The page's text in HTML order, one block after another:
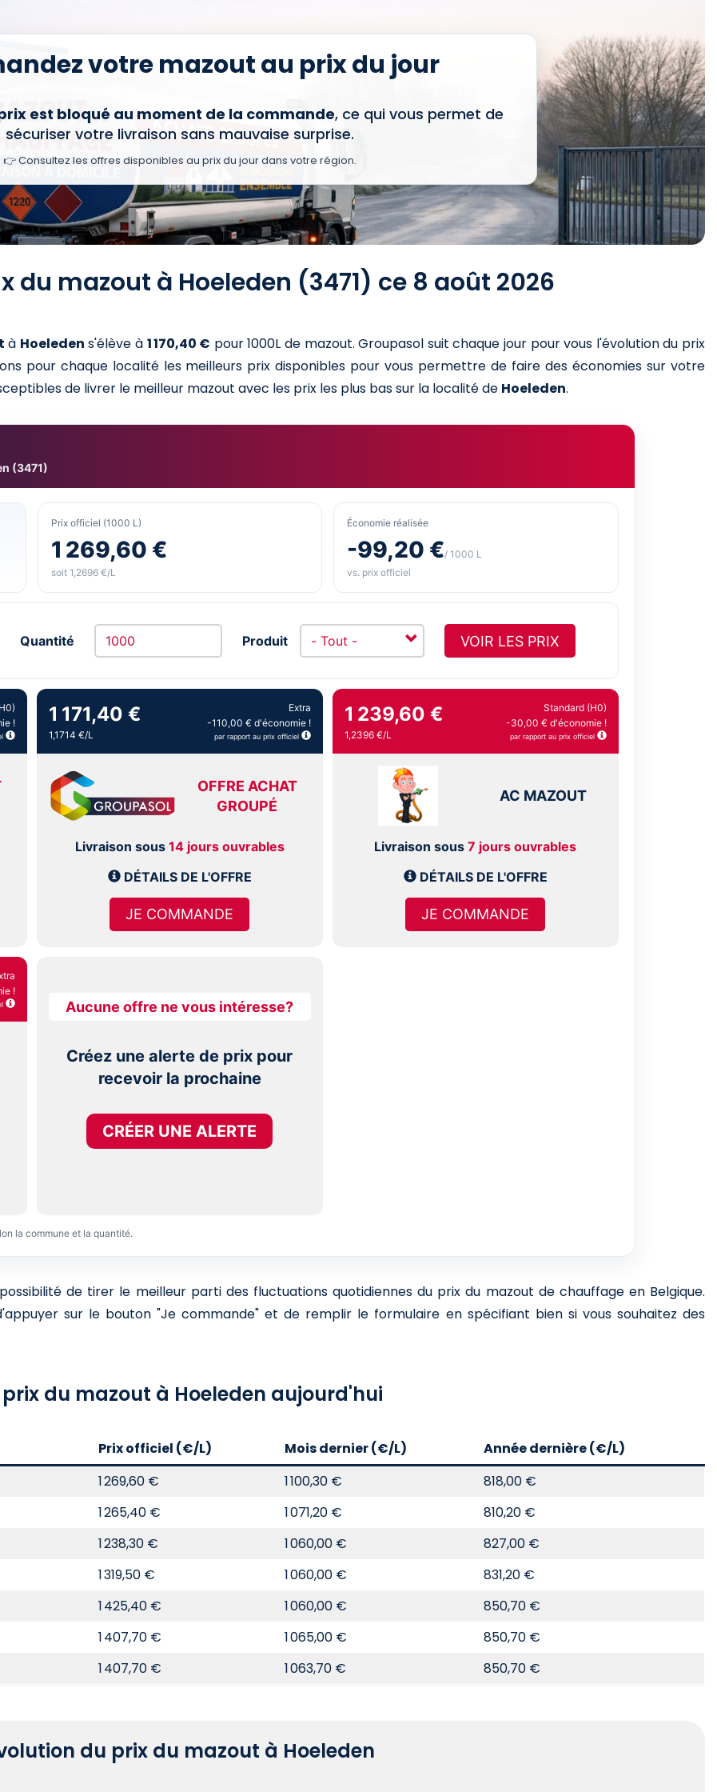
votre mazout au prix du jour
est bloqué au moment de la commande, ce qui vous permet de
sécuriser votre livraison sans mauvaise surprise.
👉 Consultez les offres disponibles au prix du jour dans votre région.
du mazout à Hoeleden (3471) ce 8 août 2026
à Hoeleden s'élève à 1 170,40 € pour 1000L de mazout. Groupasol suit chaque jour pour vous l'évolution du prix
pour chaque localité les meilleurs prix disponibles pour vous permettre de faire des économies sur votre
de livrer le meilleur mazout avec les prix les plus bas sur la localité de Hoeleden.
(3471)
Prix officiel (1000 L)
1 269,60 €
soit 1,2696 €/L
Économie réalisée
-99,20 €/ 1000 L
vs. prix officiel
Quantité Produit VOIR LES PRIX
!
1 171,40 €
1,1714 €/L
Extra
-110,00 € d'économie !
par rapport au prix officiel
OFFRE ACHAT
GROUPÉ
Livraison sous 14 jours ouvrables
DÉTAILS DE L'OFFRE
JE COMMANDE
1 239,60 €
1,2396 €/L
Standard (H0)
-30,00 € d'économie !
par rapport au prix officiel
AC MAZOUT
Livraison sous7 jours ouvrables
DÉTAILS DE L'OFFRE
JE COMMANDE
!
Aucune offre ne vous intéresse?
Créez une alerte de prix pour
recevoir la prochaine
CRÉER UNE ALERTE
la commune et la quantité.
de tirer le meilleur parti des fluctuations quotidiennes du prix du mazout de chauffage en Belgique.
sur le bouton "Je commande" et de remplir le formulaire en spécifiant bien si vous souhaitez des
prix du mazout à Hoeleden aujourd'hui
Prix officiel (€/L) Mois dernier (€/L)
Année dernière (€/L)
1 269,60 € 1 100,30 €
818,00 €
1 265,40 € 1 071,20 €
810,20 €
1 238,30 € 1 060,00 €
827,00 €
1 319,50 € 1 060,00 €
831,20 €
1 425,40 € 1 060,00 €
850,70 €
1 407,70 € 1 065,00 €
850,70 €
1 407,70 € 1 063,70 € 850,70 €
du prix du mazout à Hoeleden